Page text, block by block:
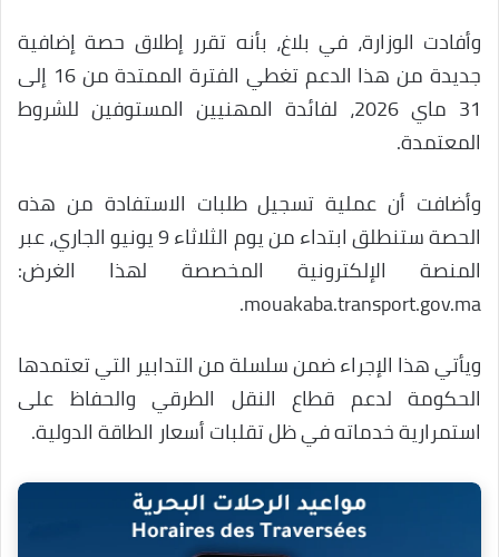
وأفادت الوزارة، في بلاغ، بأنه تقرر إطلاق حصة إضافية
جديدة من هذا الدعم تغطي الفترة الممتدة من 16 إلى
31 ماي 2026، لفائدة المهنيين المستوفين للشروط
المعتمدة.
وأضافت أن عملية تسجيل طلبات الاستفادة من هذه
الحصة ستنطلق ابتداء من يوم الثلاثاء 9 يونيو الجاري، عبر
المنصة الإلكترونية المخصصة لهذا الغرض:
mouakaba.transport.gov.ma.
ويأتي هذا الإجراء ضمن سلسلة من التدابير التي تعتمدها
الحكومة لدعم قطاع النقل الطرقي والحفاظ على
استمرارية خدماته في ظل تقلبات أسعار الطاقة الدولية.